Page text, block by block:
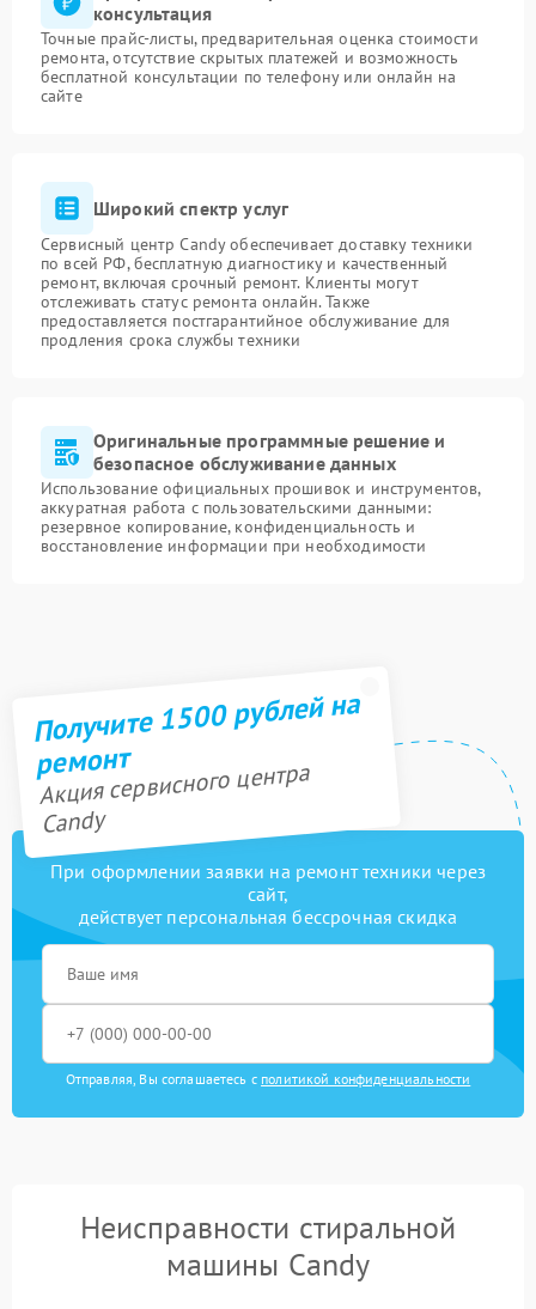
консультация
Точные прайс-листы, предварительная оценка стоимости
ремонта, отсутствие скрытых платежей и возможность
бесплатной консультации по телефону или онлайн на
сайте
Широкий спектр услуг
Сервисный центр Candy обеспечивает доставку техники
по всей РФ, бесплатную диагностику и качественный
ремонт, включая срочный ремонт. Клиенты могут
отслеживать статус ремонта онлайн. Также
предоставляется постгарантийное обслуживание для
продления срока службы техники
Оригинальные программные решение и
безопасное обслуживание данных
Использование официальных прошивок и инструментов,
аккуратная работа с пользовательскими данными:
резервное копирование, конфиденциальность и
восстановление информации при необходимости
Получите 1500 рублей на
ремонт
Акция сервисного центра
Candy
При оформлении заявки на ремонт техники через
сайт,
действует персональная бессрочная скидка
Отправляя, Вы соглашаетесь с политикой конфиденциальности
Неисправности стиральной
машины Candy